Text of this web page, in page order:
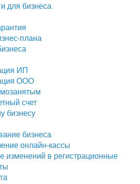
для бизнеса
плана
ИП
ООО
счет
бизнесу
бизнеса
онлайн-кассы
изменений в регистрационные